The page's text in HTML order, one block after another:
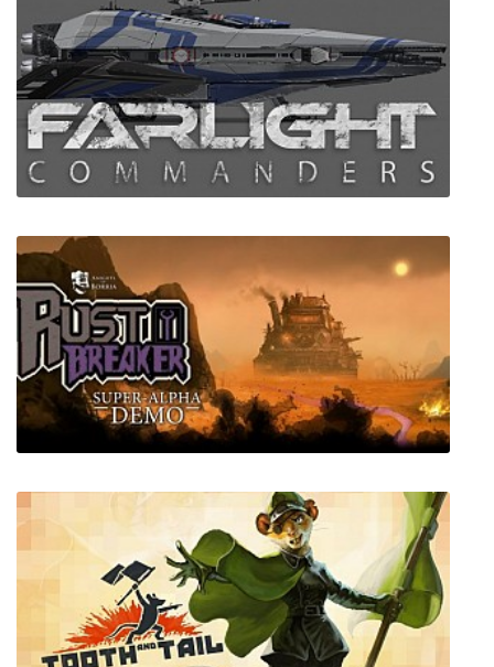
The Song of the Fae
Farlight Commanders
Rustbreaker